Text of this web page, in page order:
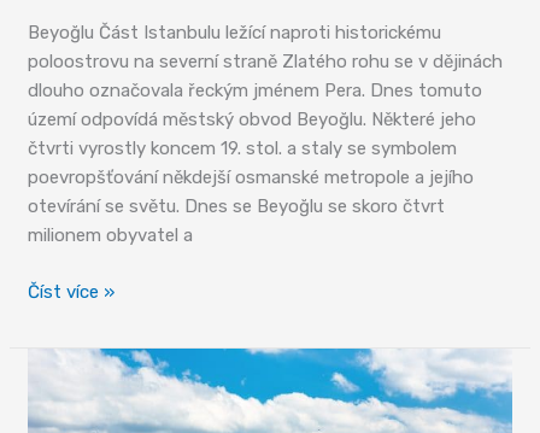
Beyoğlu Část Istanbulu ležící naproti historickému
poloostrovu na severní straně Zlatého rohu se v dějinách
dlouho označovala řeckým jménem Pera. Dnes tomuto
území odpovídá městský obvod Beyoğlu. Některé jeho
čtvrti vyrostly koncem 19. stol. a staly se symbolem
poevropšťování někdejší osmanské metropole a jejího
otevírání se světu. Dnes se Beyoğlu se skoro čtvrt
milionem obyvatel a
Beyoğlu
koncentrát
paradoxů
Číst více »